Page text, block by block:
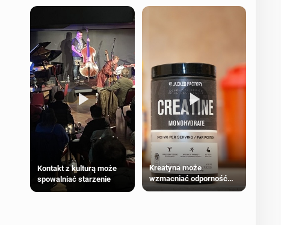
większości dorosłych
Kontakt z kulturą może
spowalniać starzenie
Kreatyna może
wzmacniać odporność
przeciw nowotworom